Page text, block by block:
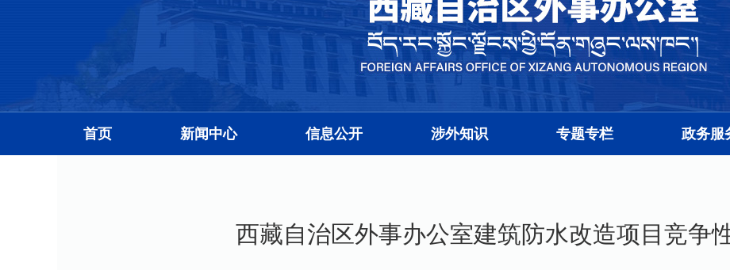
首页 新闻中心 信息公开 涉外知识 专题专栏 政务服
西藏自治区外事办公室建筑防水改造项目竞争